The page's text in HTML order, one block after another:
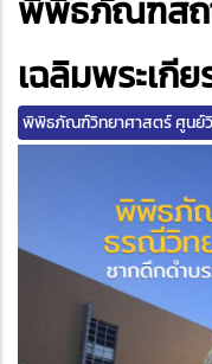
พิพิธภัณฑสถ
เฉลิมพระเกี
พิพิธภัณฑ์วิทยาศาสตร์ ศูนย์